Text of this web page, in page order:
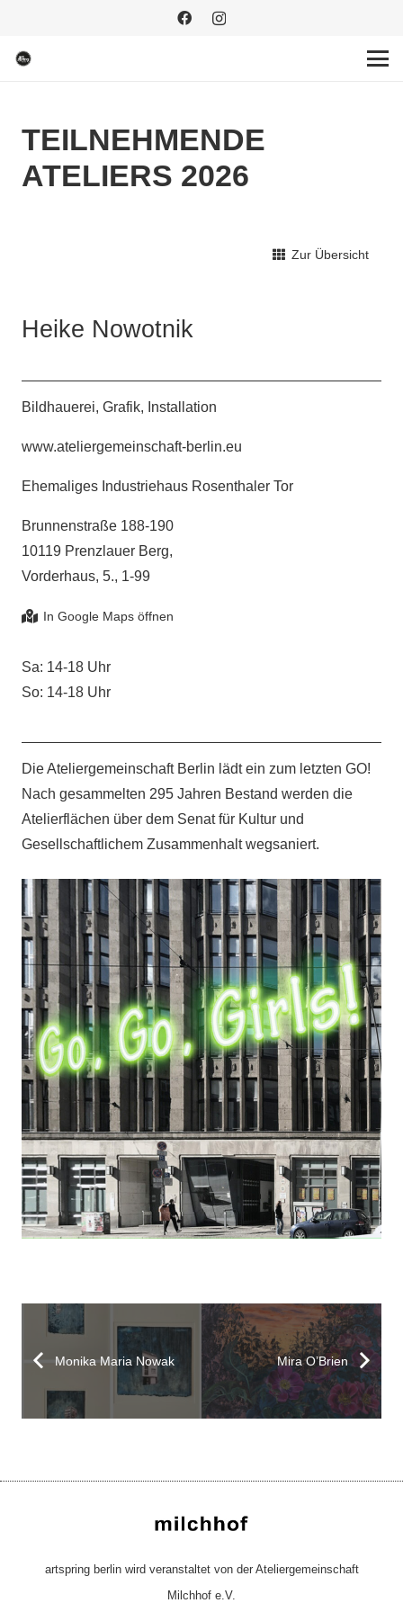
TEILNEHMENDE
ATELIERS 2026
Zur Übersicht
Heike Nowotnik
Bildhauerei, Grafik, Installation
www.ateliergemeinschaft-berlin.eu
Ehemaliges Industriehaus Rosenthaler Tor
Brunnenstraße 188-190
10119 Prenzlauer Berg,
Vorderhaus, 5., 1-99
Sa: 14-18 Uhr
So: 14-18 Uhr
Die Ateliergemeinschaft Berlin lädt ein zum letzten GO!
Nach gesammelten 295 Jahren Bestand werden die
Atelierflächen über dem Senat für Kultur und
Gesellschaftlichem Zusammenhalt wegsaniert.
Monika Maria Nowak Mira O’Brien
artspring berlin wird veranstaltet von der Ateliergemeinschaft
Milchhof e.V.